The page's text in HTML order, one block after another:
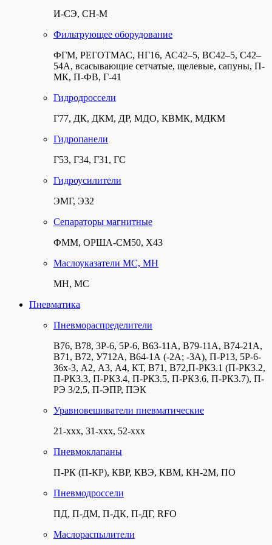
И-СЭ, СН-М
Фильтрующее оборудование
ФГМ, РЕГОТМАС, НГ16, АС42–5, ВС42–5, С42–
54А, всасывающие сетчатые, щелевые, сапуны, П-
МК, П-ФВ, Г-41
Гидродроссели
Г77, ДК, ДКМ, ДР, МДО, КВМК, МДКМ
Гидропанели
Г53, Г34, Г31, ГС
Гидроусилители
ЭМГ, Э32
Сепараторы магнитные
ФММ, ОРША-СМ50, Х43
Маслоуказатели МС, МН
МН, МС
Пневматика
Пневмораспределители
В76, В78, 3Р-6, 5Р-6, В63-11А, В79-11А, В74-21А,
В71, В72, У712А, В64-1А (-2А; -3А), П-Р13, 5Р-6-
36х-3, А2, А3, А4, КТ, В71, В72,П-РК3.1 (П-РК3.2,
П-РК3.3, П-РК3.4, П-РК3.5, П-РК3.6, П-РК3.7), П-
РЭ 3/2,5, П-ЭПР, ПЭК
Уравновешиватели пневматические
21-ххх, 31-ххх, 52-ххх
Пневмоклапаны
П-РК (П-КР), КВР, КВЭ, КВМ, КН-2М, ПО
Пневмодроссели
ПД, П-ДМ, П-ДК, П-ДГ, RFO
Маслораспылители